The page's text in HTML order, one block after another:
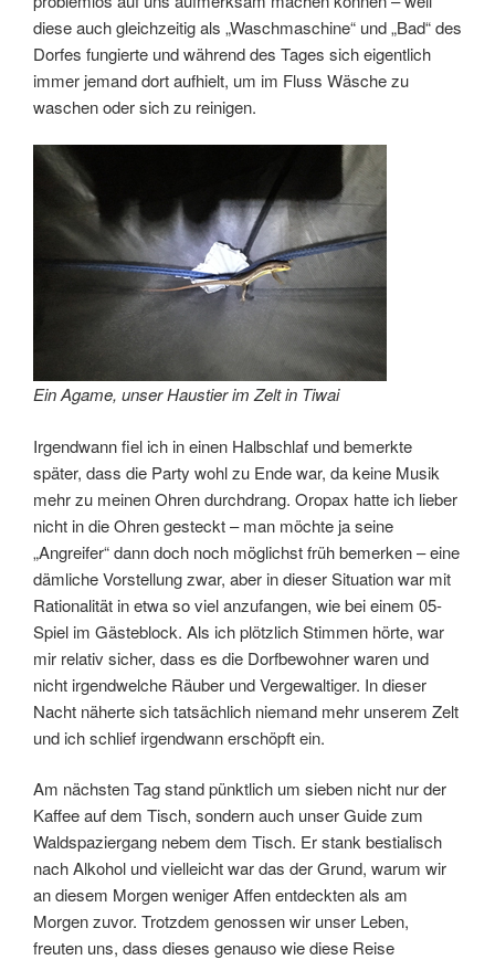
diese auch gleichzeitig als „Waschmaschine“ und „Bad“ des
Dorfes fungierte und während des Tages sich eigentlich
immer jemand dort aufhielt, um im Fluss Wäsche zu
waschen oder sich zu reinigen.
Ein Agame, unser Haustier im Zelt in Tiwai
Irgendwann fiel ich in einen Halbschlaf und bemerkte
später, dass die Party wohl zu Ende war, da keine Musik
mehr zu meinen Ohren durchdrang. Oropax hatte ich lieber
nicht in die Ohren gesteckt – man möchte ja seine
„Angreifer“ dann doch noch möglichst früh bemerken – eine
dämliche Vorstellung zwar, aber in dieser Situation war mit
Rationalität in etwa so viel anzufangen, wie bei einem 05-
Spiel im Gästeblock. Als ich plötzlich Stimmen hörte, war
mir relativ sicher, dass es die Dorfbewohner waren und
nicht irgendwelche Räuber und Vergewaltiger. In dieser
Nacht näherte sich tatsächlich niemand mehr unserem Zelt
und ich schlief irgendwann erschöpft ein.
Am nächsten Tag stand pünktlich um sieben nicht nur der
Kaffee auf dem Tisch, sondern auch unser Guide zum
Waldspaziergang nebem dem Tisch. Er stank bestialisch
nach Alkohol und vielleicht war das der Grund, warum wir
an diesem Morgen weniger Affen entdeckten als am
Morgen zuvor. Trotzdem genossen wir unser Leben,
freuten uns, dass dieses genauso wie diese Reise